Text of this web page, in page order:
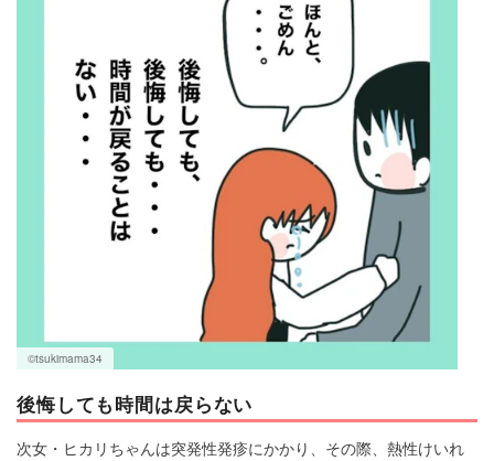
©tsukimama34
後悔しても時間は戻らない
次女・ヒカリちゃんは突発性発疹にかかり、その際、熱性けいれ